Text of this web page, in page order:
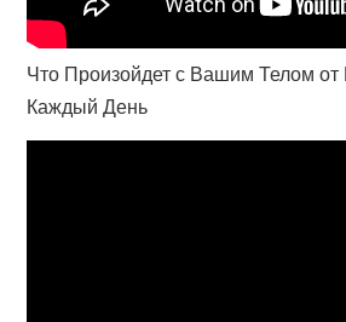
Что Произойдет с Вашим Телом от
Каждый День